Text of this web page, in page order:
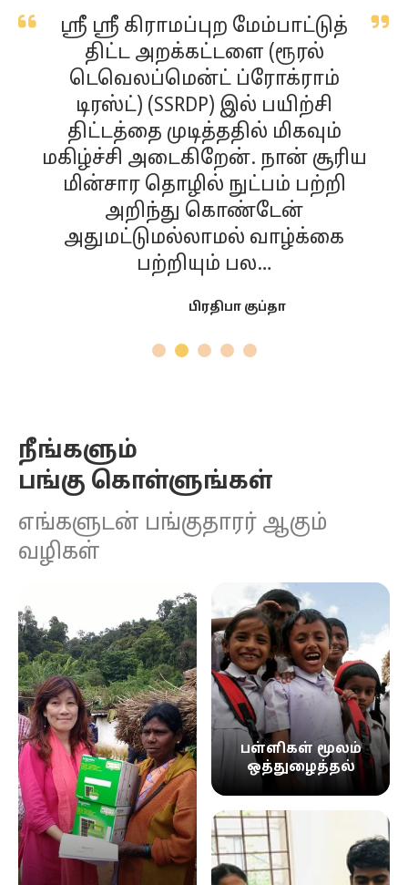
ஸ்ரீ ஸ்ரீ கிராமப்புற மேம்பாட்டுத்
திட்ட அறக்கட்டளை (ரூரல்
டெவெலப்மென்ட் ப்ரோக்ராம்
டிரஸ்ட்) (SSRDP) இல் பயிற்சி
திட்டத்தை முடித்ததில் மிகவும்
மகிழ்ச்சி அடைகிறேன். நான் சூரிய
மின்சார தொழில் நுட்பம் பற்றி
அறிந்து கொண்டேன்
அதுமட்டுமல்லாமல் வாழ்க்கை
பற்றியும் பல…
பிரதிபா குப்தா
நீங்களும்
பங்கு கொள்ளுங்கள்
எங்களுடன் பங்குதாரர் ஆகும்
வழிகள்
பள்ளிகள் மூலம்
ஒத்துழைத்தல்